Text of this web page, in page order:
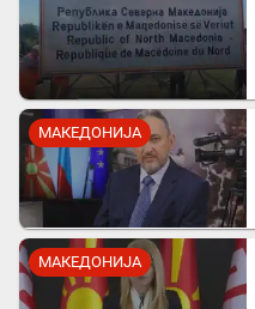
МАКЕДОНИЈА
МАКЕДОНИЈА